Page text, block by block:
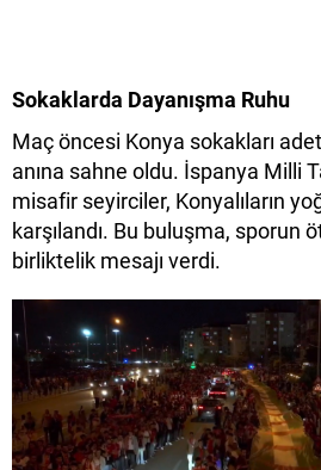
Sokaklarda Dayanışma Ruhu
Maç öncesi Konya sokakları
anına sahne oldu. İspanya Milli
misafir seyirciler, Konyalıların
karşılandı. Bu buluşma, sporun
birliktelik mesajı verdi.